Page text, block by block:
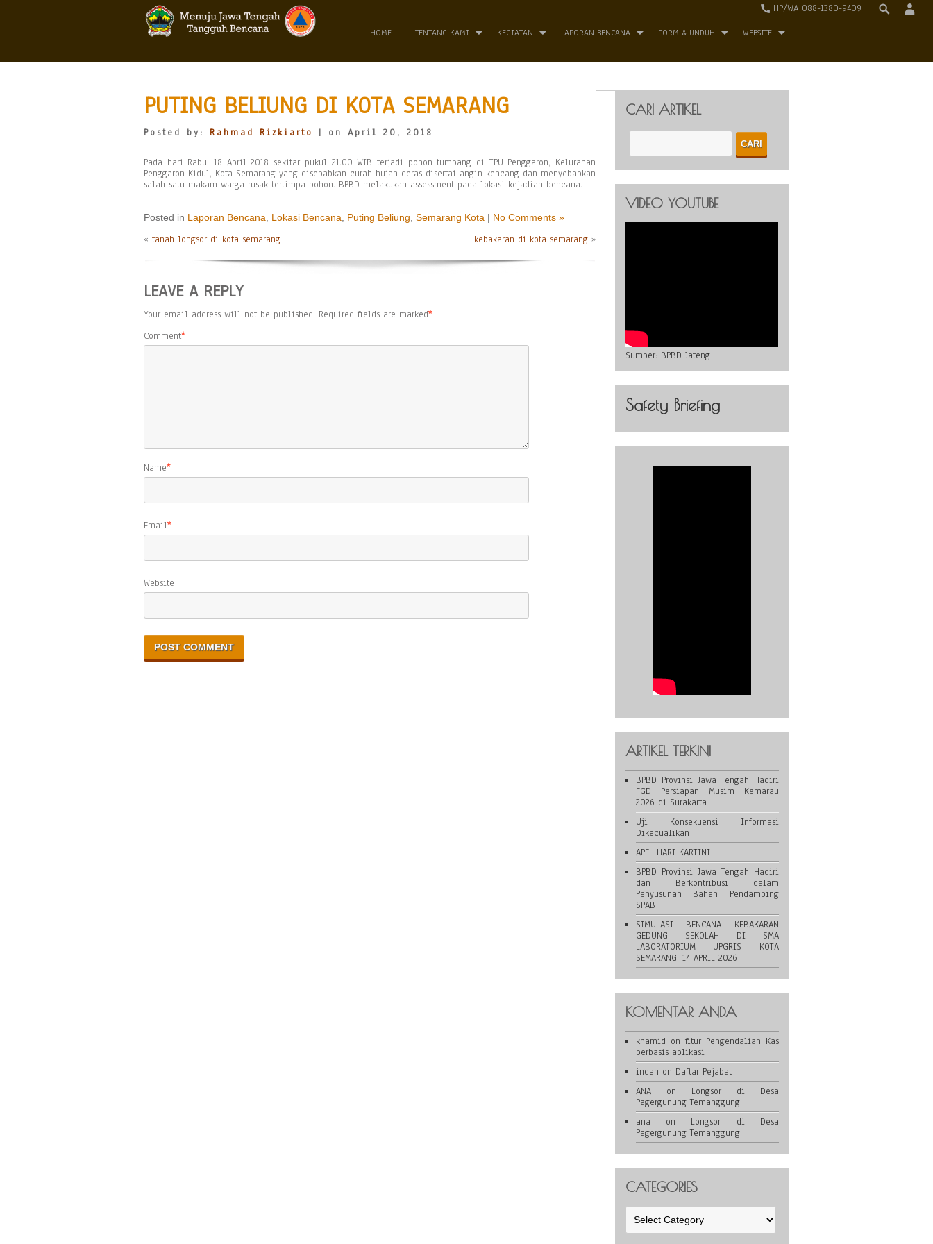
HP/WA 088-1380-9409
HOME TENTANG KAMI KEGIATAN LAPORAN BENCANA FORM & UNDUH WEBSITE
PUTING BELIUNG DI KOTA SEMARANG
Posted by: Rahmad Rizkiarto | on April 20, 2018
Pada hari Rabu, 18 April 2018 sekitar pukul 21.00 WIB terjadi pohon tumbang di TPU Penggaron, Kelurahan
Penggaron Kidul, Kota Semarang yang disebabkan curah hujan deras disertai angin kencang dan menyebabkan
salah satu makam warga rusak tertimpa pohon. BPBD melakukan assessment pada lokasi kejadian bencana.
Posted in Laporan Bencana Lokasi Bencana Puting Beliung Semarang Kota | No Comments »
« tanah longsor di kota semarang kebakaran di kota semarang »
LEAVE A REPLY
Your email address will not be published. Required fields are marked*
Comment*
Name*
Email*
Website
CARI ARTIKEL
VIDEO YOUTUBE
Sumber: BPBD Jateng
Safety Briefing
ARTIKEL TERKINI
BPBD Provinsi Jawa Tengah Hadiri
FGD Persiapan Musim Kemarau
2026 di Surakarta
Uji Konsekuensi Informasi
Dikecualikan
APEL HARI KARTINI
BPBD Provinsi Jawa Tengah Hadiri
dan Berkontribusi dalam
Penyusunan Bahan Pendamping
SPAB
SIMULASI BENCANA KEBAKARAN
GEDUNG SEKOLAH DI SMA
LABORATORIUM UPGRIS KOTA
SEMARANG, 14 APRIL 2026
KOMENTAR ANDA
khamid on fitur Pengendalian Kas
berbasis aplikasi
indah on Daftar Pejabat
ANAon Longsor di Desa
Pagergunung Temanggung
ana on Longsor di Desa
Pagergunung Temanggung
CATEGORIES
Categories